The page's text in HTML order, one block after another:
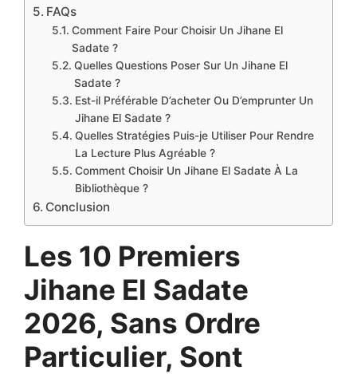
FAQs
Comment Faire Pour Choisir Un Jihane El
Sadate ?
Quelles Questions Poser Sur Un Jihane El
Sadate ?
Est-il Préférable D’acheter Ou D’emprunter Un
Jihane El Sadate ?
Quelles Stratégies Puis-je Utiliser Pour Rendre
La Lecture Plus Agréable ?
Comment Choisir Un Jihane El Sadate À La
Bibliothèque ?
Conclusion
Les 10 Premiers
Jihane El Sadate
2026, Sans Ordre
Particulier, Sont